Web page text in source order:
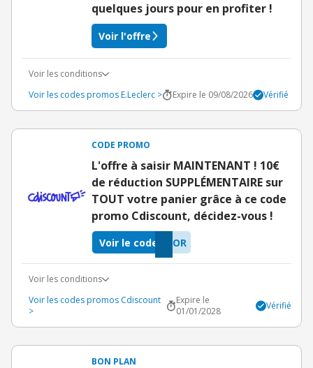
quelques jours pour en profiter !
Voir l'offre
Voir les conditions
Voir les codes promos E.Leclerc >
Expire le 09/08/2026 Vérifié
CODE PROMO
L'offre à saisir MAINTENANT ! 10€
de réduction SUPPLÉMENTAIRE sur
TOUT votre panier grâce à ce code
promo Cdiscount, décidez-vous !
VOR
Voir le code
Voir les conditions
Voir les codes promos Cdiscount
>
Expire le
01/01/2028
Vérifié
BON PLAN